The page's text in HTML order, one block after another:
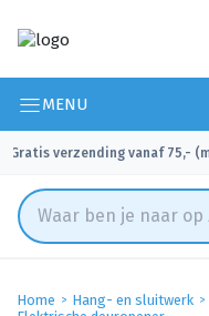
MENU
Gratis verzending vanaf 75,-
Home Hang- en sluitwerk